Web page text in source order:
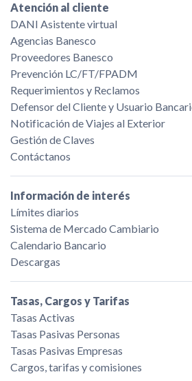
Atención al cliente
DANI Asistente virtual
Agencias Banesco
Proveedores Banesco
Prevención LC/FT/FPADM
Requerimientos y Reclamos
Defensor del Cliente y Usuario
Notificación de Viajes al Exterior
Gestión de Claves
Contáctanos
Información de interés
Límites diarios
Sistema de Mercado Cambiario
Calendario Bancario
Descargas
Tasas, Cargos y Tarifas
Tasas Activas
Tasas Pasivas Personas
Tasas Pasivas Empresas
Cargos, tarifas y comisiones